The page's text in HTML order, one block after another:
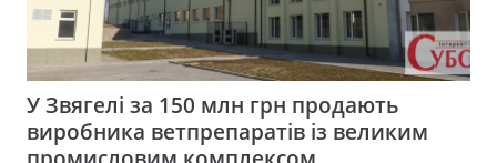
У Звягелі за 150 млн грн продають
виробника ветпрепаратів із великим